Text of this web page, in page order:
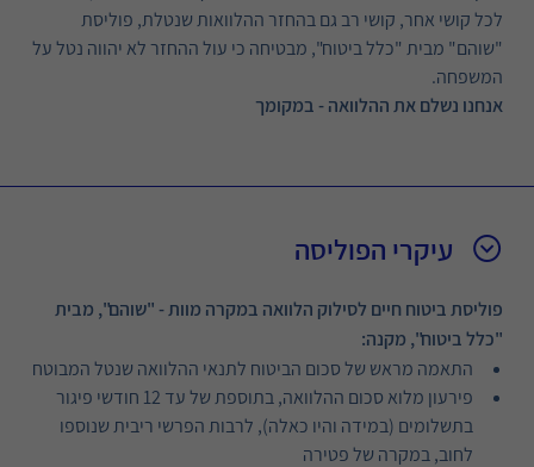
לכל קושי אחר, קושי רב גם בהחזר ההלוואות שנטלת, פוליסת
"שוהם" מבית "כלל ביטוח", מבטיחה כי עול ההחזר לא יהווה נטל על
המשפחה.
אנחנו נשלם את ההלוואה - במקומך
עיקרי הפוליסה
פוליסת ביטוח חיים לסילוק הלוואה במקרה מוות - "שוהם", מבית
"כלל ביטוח", מקנה:
התאמה מראש של סכום הביטוח לתנאי ההלוואה שנטל המבוטח
פירעון מלוא סכום ההלוואה, בתוספת של עד 12 חודשי פיגור
בתשלומים (במידה והיו כאלה), לרבות הפרשי ריבית שנוספו
לחוב, במקרה של פטירה